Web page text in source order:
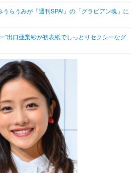
その他
らうみが『週刊SPA!』の「グラビアン魂」に
”出口亜梨紗が初表紙でしっとりセクシーなグ